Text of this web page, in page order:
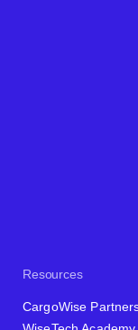
Resources
CargoWise